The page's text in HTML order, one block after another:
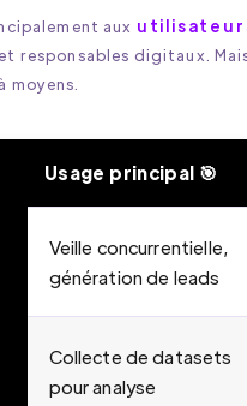
aux
responsables digitaux.
moyens.
quels profils est-ce
Usage principal 🎯
Veille concurrentielle,
génération de leads
Collecte de datasets
pour analyse